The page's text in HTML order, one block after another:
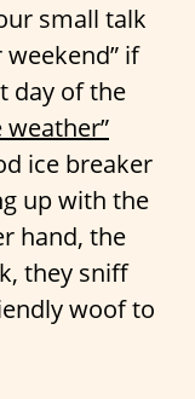
small talk
if
day of the
weather”
ice breaker
up with the
hand, the
they sniff
woof to